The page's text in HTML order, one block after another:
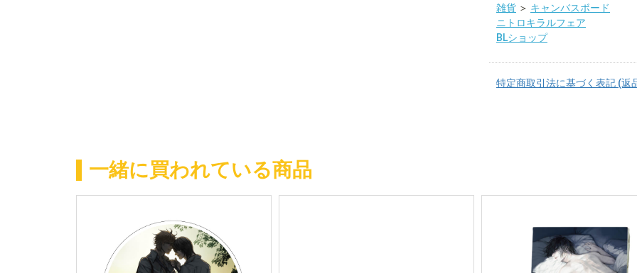
雑貨 ＞ キャンバスボード
ニトロキラルフェア
BLショップ
特定商取引法に基づく表記 (返
一緒に買われている商品